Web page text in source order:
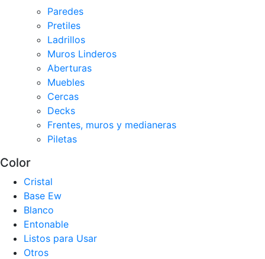
Paredes
Pretiles
Ladrillos
Muros Linderos
Aberturas
Muebles
Cercas
Decks
Frentes, muros y medianeras
Piletas
Color
Cristal
Base Ew
Blanco
Entonable
Listos para Usar
Otros